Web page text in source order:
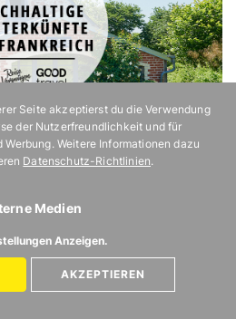
Ferienunterkünfte in
Seite akzeptierst du die Verwendung
der Nutzerfreundlichkeit und für
Weitere Informationen dazu
Datenschutz-Richtlinien.
Medien
Anzeigen.
AKZEPTIEREN